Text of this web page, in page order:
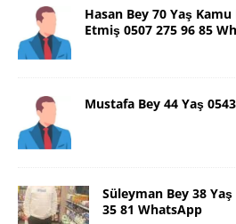
Hasan Bey 70 Yaş
Etmiş 0507 275 96 85
Mustafa Bey 44 Yaş
Süleyman Bey 38 Yaş
35 81 WhatsApp